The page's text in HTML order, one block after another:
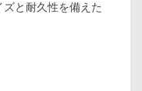
と耐久性を備えた